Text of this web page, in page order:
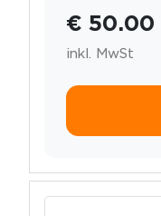
€ 50.00
inkl. MwSt